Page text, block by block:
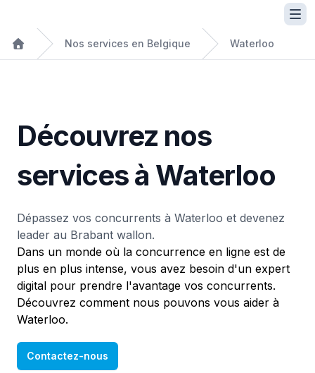
Nos services en Belgique Waterloo
Découvrez nos
services à Waterloo
Dépassez vos concurrents à Waterloo et devenez
leader au Brabant wallon.
Dans un monde où la concurrence en ligne est de
plus en plus intense, vous avez besoin d'un expert
digital pour prendre l'avantage vos concurrents.
Découvrez comment nous pouvons vous aider à
Waterloo.
Contactez-nous